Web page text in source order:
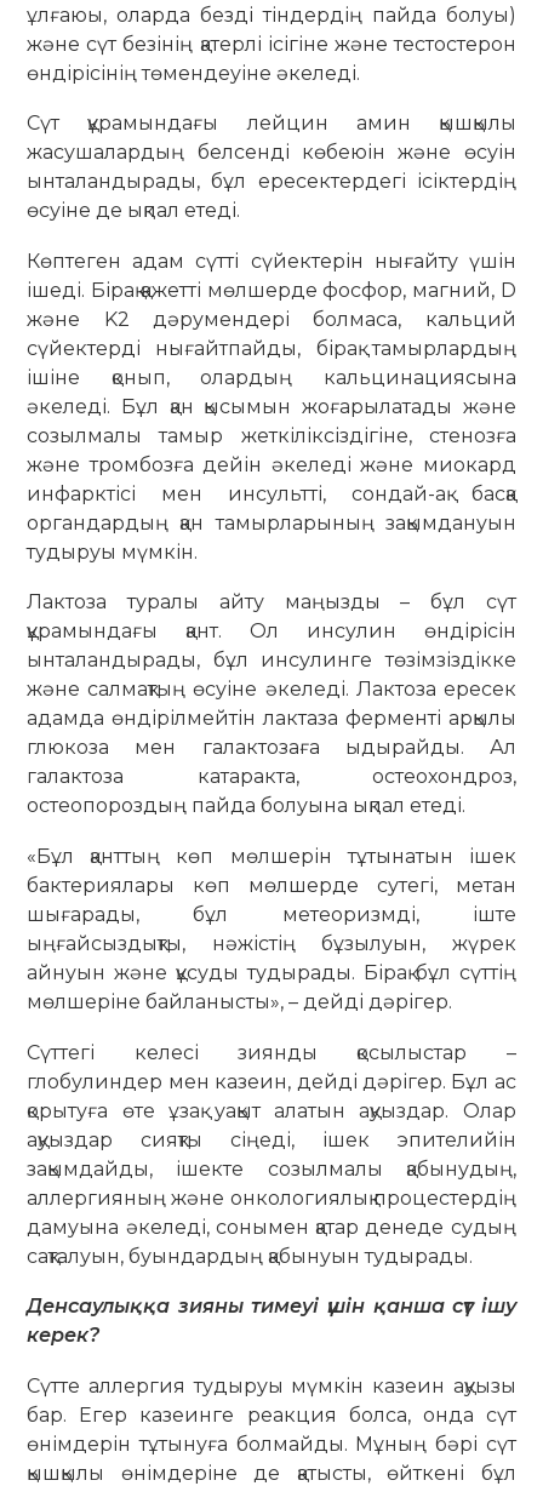
ұлғаюы, оларда безді тіндердің пайда болуы)
және сүт безінің қатерлі ісігіне және тестостерон
өндірісінің төмендеуіне әкеледі.
Сүт құрамындағы лейцин амин қышқылы
жасушалардың белсенді көбеюін және өсуін
ынталандырады, бұл ересектердегі ісіктердің
өсуіне де ықпал етеді.
Көптеген адам сүтті сүйектерін нығайту үшін
ішеді. Бірақ қажетті мөлшерде фосфор, магний, D
және K2 дәрумендері болмаса, кальций
сүйектерді нығайтпайды, бірақ тамырлардың
ішіне қонып, олардың кальцинациясына
әкеледі. Бұл қан қысымын жоғарылатады және
созылмалы тамыр жеткіліксіздігіне, стенозға
және тромбозға дейін әкеледі және миокард
инфарктісі мен инсультті, сондай-ақ басқа
органдардың қан тамырларының зақымдануын
тудыруы мүмкін.
Лактоза туралы айту маңызды – бұл сүт
құрамындағы қант. Ол инсулин өндірісін
ынталандырады, бұл инсулинге төзімзіздікке
және салмақтың өсуіне әкеледі. Лактоза ересек
адамда өндірілмейтін лактаза ферменті арқылы
глюкоза мен галактозаға ыдырайды. Ал
галактоза катаракта, остеохондроз,
остеопороздың пайда болуына ықпал етеді.
«Бұл қанттың көп мөлшерін тұтынатын ішек
бактериялары көп мөлшерде сутегі, метан
шығарады, бұл метеоризмді, іште
ыңғайсыздықты, нәжістің бұзылуын, жүрек
айнуын және құсуды тудырады. Бірақ бұл сүттің
мөлшеріне байланысты», – дейді дәрігер.
Сүттегі келесі зиянды қосылыстар –
глобулиндер мен казеин, дейді дәрігер. Бұл ас
қорытуға өте ұзақ уақыт алатын ақуыздар. Олар
ақуыздар сияқты сіңеді, ішек эпителийін
зақымдайды, ішекте созылмалы қабынудың,
аллергияның және онкологиялық процестердің
дамуына әкеледі, сонымен қатар денеде судың
сақталуын, буындардың қабынуын тудырады.
Денсаулыққа зияны тимеуі үшін қанша сүт ішу
керек?
Сүтте аллергия тудыруы мүмкін казеин ақуызы
бар. Егер казеинге реакция болса, онда сүт
өнімдерін тұтынуға болмайды. Мұның бәрі сүт
қышқылы өнімдеріне де қатысты, өйткені бұл